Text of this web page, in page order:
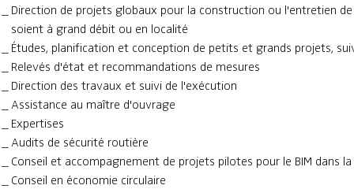
Direction de projets globaux pour la construction ou l'entretien
soient à grand débit ou en localité
Études, planification et conception de petits et grands projets,
Relevés d'état et recommandations de mesures
Direction des travaux et suivi de l'exécution
Assistance au maître d'ouvrage
Expertises
Audits de sécurité routière
Conseil et accompagnement de projets pilotes pour le BIM dans
Conseil en économie circulaire